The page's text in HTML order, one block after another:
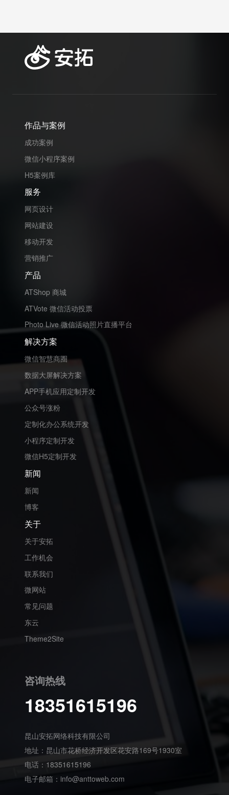
作品与案例
成功案例
微信小程序案例
H5案例库
服务
网页设计
网站建设
移动开发
营销推广
产品
ATShop 商城
ATVote 微信活动投票
Photo Live 微信活动照片直播平台
解决方案
微信智慧商圈
数据大屏解决方案
APP手机应用定制开发
公众号涨粉
定制化办公系统开发
小程序定制开发
微信H5定制开发
新闻
新闻
博客
关于
关于安拓
工作机会
联系我们
微网站
常见问题
东云
Theme2Site
咨询热线
18351615196
昆山安拓网络科技有限公司
地址：昆山市花桥经济开发区花安路169号1930室
电话：18351615196
电子邮箱： info@anttoweb.com